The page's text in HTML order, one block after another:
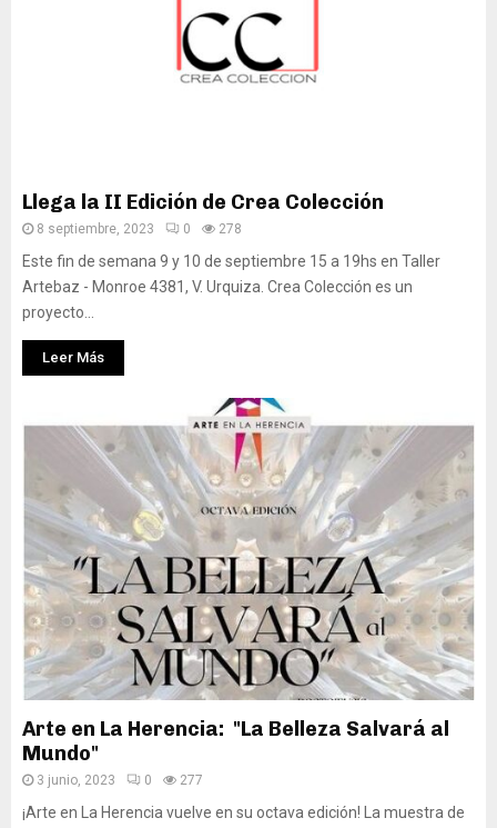
Llega la II Edición de Crea Colección
8 septiembre, 2023 0 278
Este fin de semana 9 y 10 de septiembre 15 a 19hs en Taller
Artebaz - Monroe 4381, V. Urquiza. Crea Colección es un
proyecto...
Leer Más
Arte en La Herencia: "La Belleza Salvará al
Mundo"
3 junio, 2023 0 277
¡Arte en La Herencia vuelve en su octava edición! La muestra de